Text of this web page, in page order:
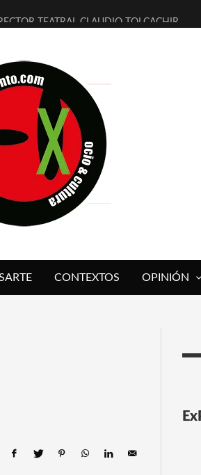
TEATRAL CLAUDIO TOLCACHIR
3.0] EN EXVITA
EXVITA [RELATIVA SENCILLEZ]
A SERRAT
PERSECUTORIA] EN EXVITA
CONTEXTOS OPINIÓN